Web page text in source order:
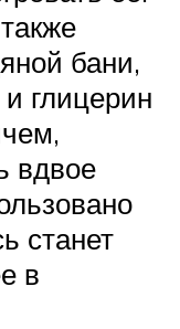
бани,
глицерин
вдвое
станет
в